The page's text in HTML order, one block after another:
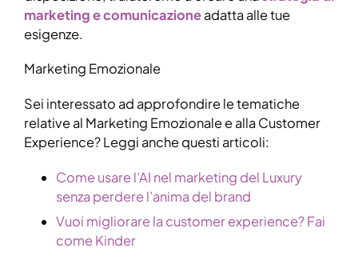
marketing e comunicazioneadatta alle tue
esigenze.
Marketing Emozionale
Sei interessato ad approfondire le tematiche
relative al Marketing Emozionale e alla Customer
Experience? Leggi anche questi articoli:
Come usare l’AI nel marketing del Luxury
senza perdere l’anima del brand
Vuoi migliorare la customer experience? Fai
come Kinder